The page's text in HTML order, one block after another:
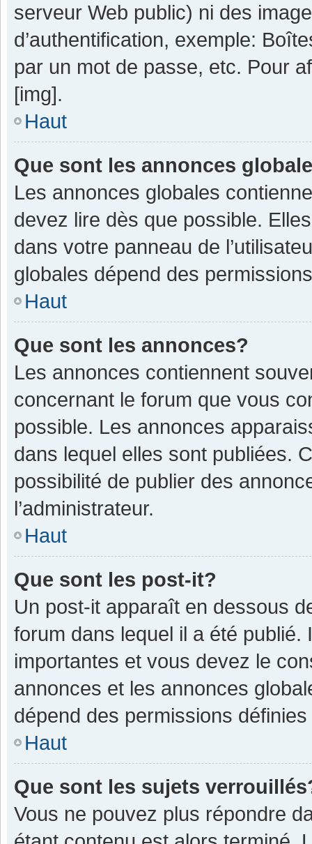
serveur Web public) ni des
d’authentification, exemple:
par un mot de passe, etc. Pour
[img].
Haut
Que sont les annonces
Les annonces globales
devez lire dès que possible.
dans votre panneau de
globales dépend des
Haut
Que sont les annonces?
Les annonces contiennent
concernant le forum que vous
possible. Les annonces
dans lequel elles sont publiées.
possibilité de publier des
l’administrateur.
Haut
Que sont les post-it?
Un post-it apparaît en dessous
forum dans lequel il a été
importantes et vous devez le
annonces et les annonces
dépend des permissions définies
Haut
Que sont les sujets
Vous ne pouvez plus répondre